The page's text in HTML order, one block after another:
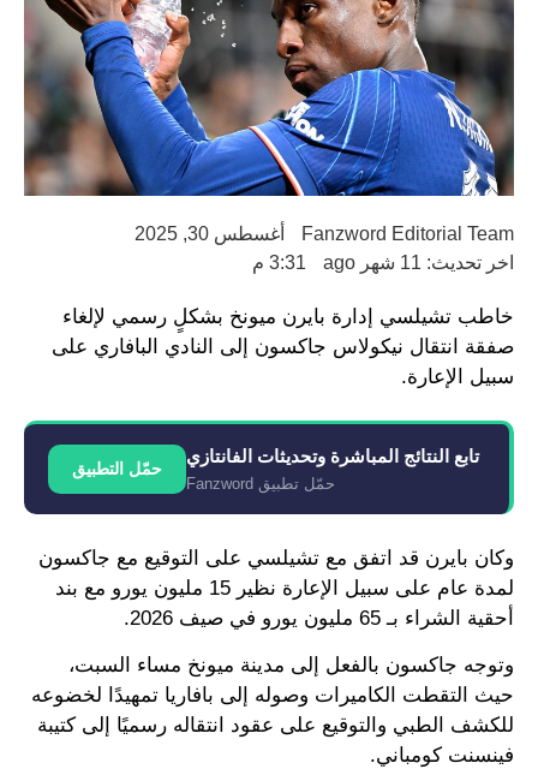
Fanzword Editorial Team
أغسطس 30, 2025
اخر تحديث: 11 شهر ago
3:31 م
خاطب تشيلسي إدارة بايرن ميونخ بشكلٍ رسمي لإلغاء
صفقة انتقال نيكولاس جاكسون إلى النادي البافاري على
سبيل الإعارة.
تابع النتائج المباشرة وتحديثات الفانتازي
حمّل تطبيق Fanzword
حمّل التطبيق
وكان بايرن قد اتفق مع تشيلسي على التوقيع مع جاكسون
لمدة عام على سبيل الإعارة نظير 15 مليون يورو مع بند
أحقية الشراء بـ 65 مليون يورو في صيف 2026.
وتوجه جاكسون بالفعل إلى مدينة ميونخ مساء السبت،
حيث التقطت الكاميرات وصوله إلى بافاريا تمهيدًا لخضوعه
للكشف الطبي والتوقيع على عقود انتقاله رسميًا إلى كتيبة
فينسنت كومباني.